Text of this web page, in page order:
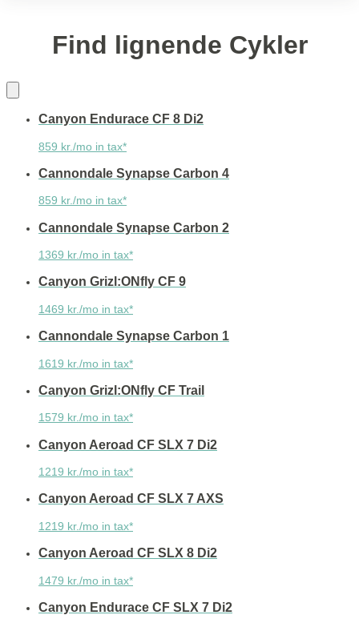
Find lignende Cykler
Canyon Endurace CF 8 Di2
859 kr./mo in tax*
Cannondale Synapse Carbon 4
859 kr./mo in tax*
Cannondale Synapse Carbon 2
1369 kr./mo in tax*
Canyon Grizl:ONfly CF 9
1469 kr./mo in tax*
Cannondale Synapse Carbon 1
1619 kr./mo in tax*
Canyon Grizl:ONfly CF Trail
1579 kr./mo in tax*
Canyon Aeroad CF SLX 7 Di2
1219 kr./mo in tax*
Canyon Aeroad CF SLX 7 AXS
1219 kr./mo in tax*
Canyon Aeroad CF SLX 8 Di2
1479 kr./mo in tax*
Canyon Endurace CF SLX 7 Di2